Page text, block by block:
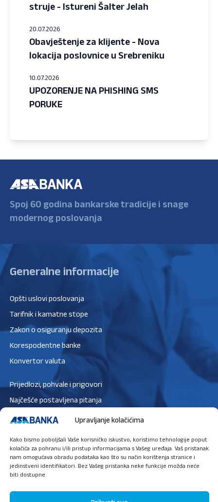
Upravljanje kolačićima
Kako bismo poboljšali Vaše korisničko iskustvo, koristimo tehnologije poput
kolačića za pohranu i/ili pristup informacijama s Vašeg uređaja. Vaš pristanak
nam omogućava obradu podataka kao što su način korištenja stranice i
jedinstveni identifikatori. Bez Vašeg pristanka neke funkcije možda neće
biti dostupne.
struje - Istureni Šalter Jelah
20.07.2026
Obavještenje za klijente - Nova
lokacija poslovnice u Srebreniku
10.07.2026
UPOZORENJE NA PHISHING SMS
PORUKE
Spoj 60 godina bankarske tradicije i snage
modernog poslovanja
Generalne informacije
Opšti uslovi poslovanja
Tarifnik i kamatne stope
Zakon o osiguranju depozita
Korespodentne banke
Konvertor valuta
Prijedlozi, pohvale i prigovori
Najčešće postavljena pitanja
Zaštita podataka
Politika kolačića